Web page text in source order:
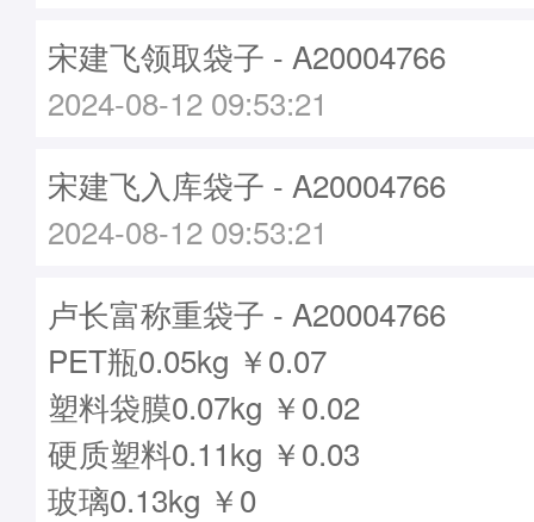
宋建飞领取袋子 - A20004766
2024-08-12 09:53:21
宋建飞入库袋子 - A20004766
2024-08-12 09:53:21
卢长富称重袋子 - A20004766
PET瓶0.05kg ￥0.07
塑料袋膜0.07kg ￥0.02
硬质塑料0.11kg ￥0.03
玻璃0.13kg ￥0